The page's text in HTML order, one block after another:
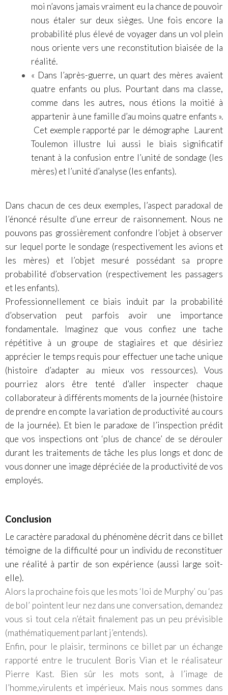
moi n’avons jamais vraiment eu la chance de pouvoir
nous étaler sur deux sièges. Une fois encore la
probabilité plus élevé de voyager dans un vol plein
nous oriente vers une reconstitution biaisée de la
réalité.
« Dans l’après-guerre, un quart des mères avaient
quatre enfants ou plus. Pourtant dans ma classe,
comme dans les autres, nous étions la moitié à
appartenir à une famille d’au moins quatre enfants ».
Cet exemple rapporté par le démographe Laurent
Toulemon illustre lui aussi le biais significatif
tenant à la confusion entre l’unité de sondage (les
mères) et l’unité d’analyse (les enfants).
Dans chacun de ces deux exemples, l’aspect paradoxal de
l’énoncé résulte d’une erreur de raisonnement. Nous ne
pouvons pas grossièrement confondre l’objet à observer
sur lequel porte le sondage (respectivement les avions et
les mères) et l’objet mesuré possédant sa propre
probabilité d’observation (respectivement les passagers
et les enfants).
Professionnellement ce biais induit par la probabilité
d’observation peut parfois avoir une importance
fondamentale. Imaginez que vous confiez une tache
répétitive à un groupe de stagiaires et que désiriez
apprécier le temps requis pour effectuer une tache unique
(histoire d’adapter au mieux vos ressources). Vous
pourriez alors être tenté d’aller inspecter chaque
collaborateur à différents moments de la journée (histoire
de prendre en compte la variation de productivité au cours
de la journée). Et bien le paradoxe de l’inspection prédit
que vos inspections ont ‘plus de chance’ de se dérouler
durant les traitements de tâche les plus longs et donc de
vous donner une image dépréciée de la productivité de vos
employés.
Conclusion
Le caractère paradoxal du phénomène décrit dans ce billet
témoigne de la difficulté pour un individu de reconstituer
une réalité à partir de son expérience (aussi large soit-
elle).
Alors la prochaine fois que les mots ‘loi de Murphy’ ou ‘pas
de bol’ pointent leur nez dans une conversation, demandez
vous si tout cela n’était finalement pas un peu prévisible
(mathématiquement parlant j’entends).
Enfin, pour le plaisir, terminons ce billet par un échange
rapporté entre le truculent Boris Vian et le réalisateur
Pierre Kast. Bien sûr les mots sont, à l’image de
l’homme,virulents et impérieux. Mais nous sommes dans